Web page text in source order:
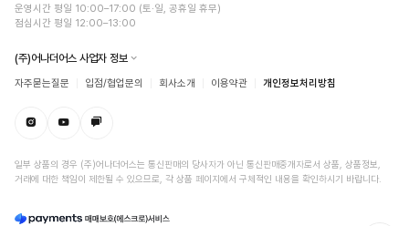
운영시간 평일 10:00–17:00 (토·일, 공휴일 휴무)
점심시간 평일 12:00–13:00
(주)어나더어스 사업자 정보
자주묻는질문 입점/협업문의 회사소개 이용약관 개인정보처리방침
일부 상품의 경우 (주)어나더어스는 통신판매의 당사자가 아닌 통신판매중개자로서 상품, 상품정보,
거래에 대한 책임이 제한될 수 있으므로, 각 상품 페이지에서 구체적인 내용을 확인하시기 바랍니다.